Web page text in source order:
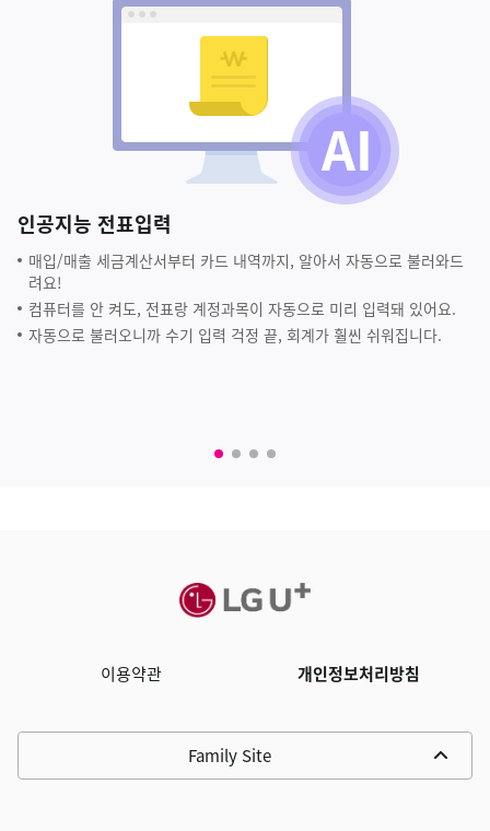
인공지능 전표입력
매입/매출 세금계산서부터 카드 내역까지, 알아서 자동으로 불러와드
려요!
컴퓨터를 안 켜도, 전표랑 계정과목이 자동으로 미리 입력돼 있어요.
자동으로 불러오니까 수기 입력 걱정 끝, 회계가 훨씬 쉬워집니다.
이용약관 개인정보처리방침
Family Site